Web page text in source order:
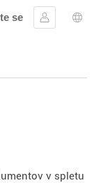
se
Vpis
v spletu